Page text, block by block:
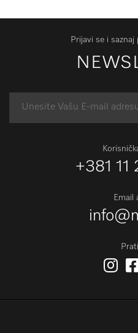
Prijavi se i saznaj
+381 11
Email